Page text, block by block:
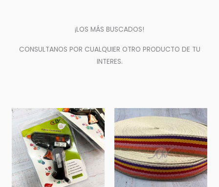
¡LOS MÁS BUSCADOS!
CONSULTANOS POR CUALQUIER OTRO PRODUCTO DE TU
INTERES.